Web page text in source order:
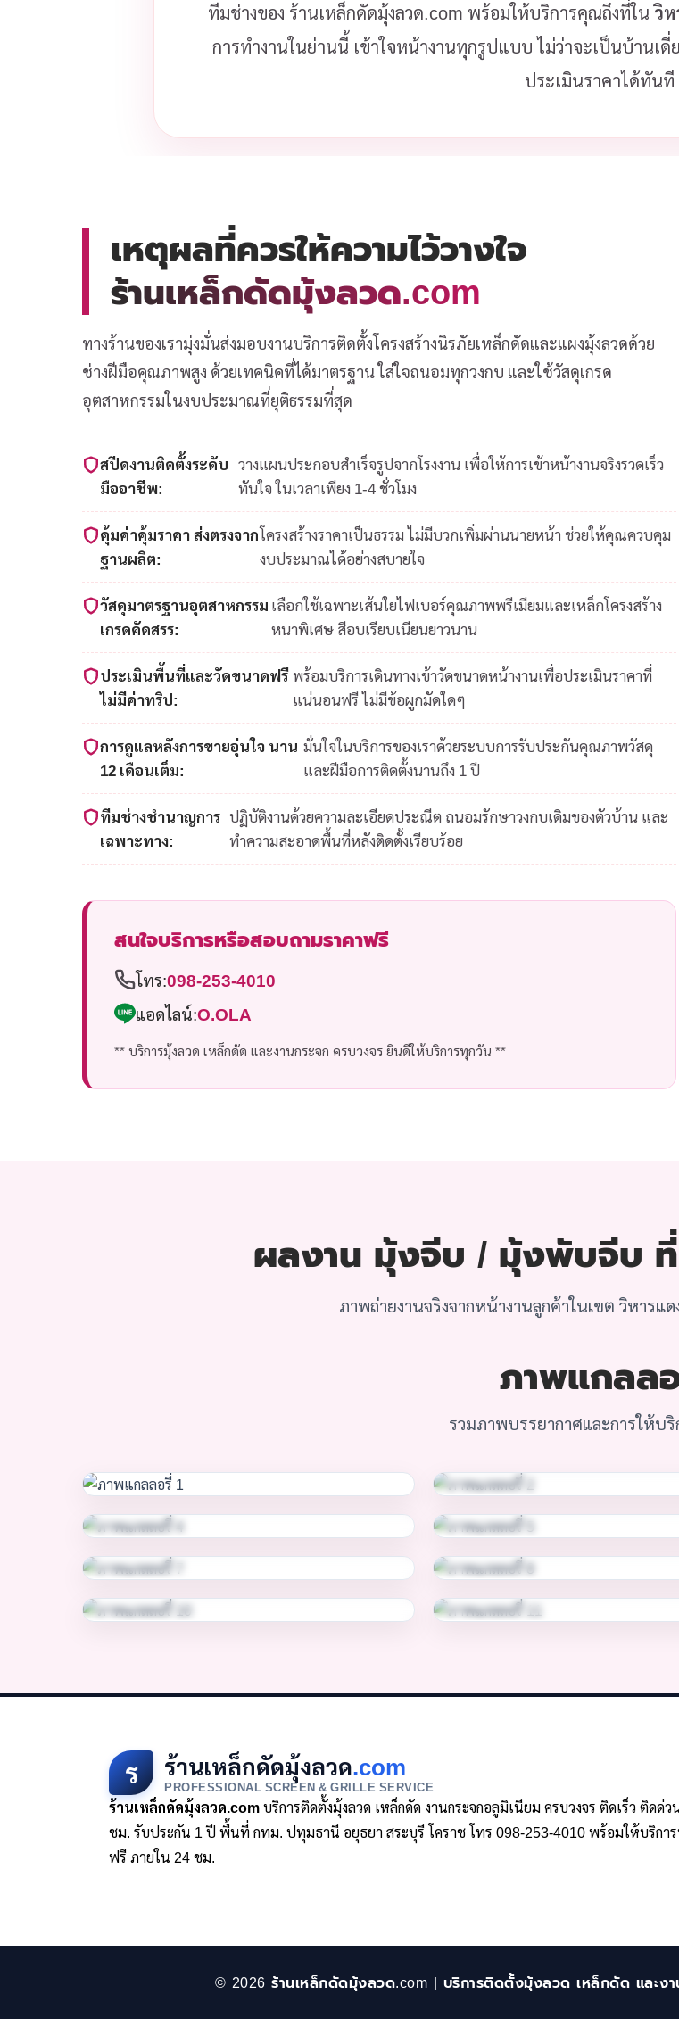
ทีมช่างของ ร้านเหล็กดัดมุ้งลวด.com พร้อมให้บริการคุณถึงที่ในวิห
การทำงานในย่านนี้ เข้าใจหน้างานทุกรูปแบบ ไม่ว่าจะเป็นบ้านเ
ประเมินราคาได้ทันที
เหตุผลที่ควรให้ความไว้วางใจ
ร้านเหล็กดัดมุ้งลวด.com
ทางร้านของเรามุ่งมั่นส่งมอบงานบริการติดตั้งโครงสร้างนิรภัยเหล็กดัดและแผงมุ้งลวดด้วย
ช่างฝีมือคุณภาพสูง ด้วยเทคนิคที่ได้มาตรฐาน ใส่ใจถนอมทุกวงกบ และใช้วัสดุเกรด
อุตสาหกรรมในงบประมาณที่ยุติธรรมที่สุด
สปีดงานติดตั้งระดับ
มืออาชีพ:
วางแผนประกอบสำเร็จรูปจากโรงงาน เพื่อให้การเข้าหน้างานจริงรวดเร็ว
ทันใจ ในเวลาเพียง 1-4 ชั่วโมง
คุ้มค่าคุ้มราคา ส่งตรงจาก
ฐานผลิต:
โครงสร้างราคาเป็นธรรม ไม่มีบวกเพิ่มผ่านนายหน้า ช่วยให้คุณควบคุม
งบประมาณได้อย่างสบายใจ
วัสดุมาตรฐานอุตสาหกรรม
เกรดคัดสรร:
เลือกใช้เฉพาะเส้นใยไฟเบอร์คุณภาพพรีเมียมและเหล็กโครงสร้าง
หนาพิเศษ สีอบเรียบเนียนยาวนาน
ประเมินพื้นที่และวัดขนาดฟรี
ไม่มีค่าทริป:
พร้อมบริการเดินทางเข้าวัดขนาดหน้างานเพื่อประเมินราคาที่
แน่นอนฟรี ไม่มีข้อผูกมัดใดๆ
การดูแลหลังการขายอุ่นใจ นาน
12 เดือนเต็ม:
มั่นใจในบริการของเราด้วยระบบการรับประกันคุณภาพวัสดุ
และฝีมือการติดตั้งนานถึง 1 ปี
ทีมช่างชำนาญการ
เฉพาะทาง:
ปฏิบัติงานด้วยความละเอียดประณีต ถนอมรักษาวงกบเดิมของตัวบ้าน และ
ทำความสะอาดพื้นที่หลังติดตั้งเรียบร้อย
สนใจบริการหรือสอบถามราคาฟรี
โทร:098-253-4010
แอดไลน์:O.OLA
** บริการมุ้งลวด เหล็กดัด และงานกระจก ครบวงจร ยินดีให้บริการทุกวัน **
ผลงาน มุ้งจีบ / มุ้งพับจีบ ที่
ภาพถ่ายงานจริงจากหน้างานลูกค้าในเขต วิหารแ
ภาพแกลล
รวมภาพบรรยากาศและการให้บริ
ร ร้านเหล็กดัดมุ้งลวด.com
PROFESSIONAL SCREEN & GRILLE SERVICE
ร้านเหล็กดัดมุ้งลวด.comบริการติดตั้งมุ้งลวด เหล็กดัด งานกระจกอลูมิเนียม ครบวงจร ติดเร็ว ติดด่
ชม. รับประกัน 1 ปี พื้นที่ กทม. ปทุมธานี อยุธยา สระบุรี โคราช โทร 098-253-4010 พร้อมให้บริการ
ฟรี ภายใน 24 ชม.
© 2026 ร้านเหล็กดัดมุ้งลวด.com | บริการติดตั้งมุ้งลวด เหล็กดัด และง